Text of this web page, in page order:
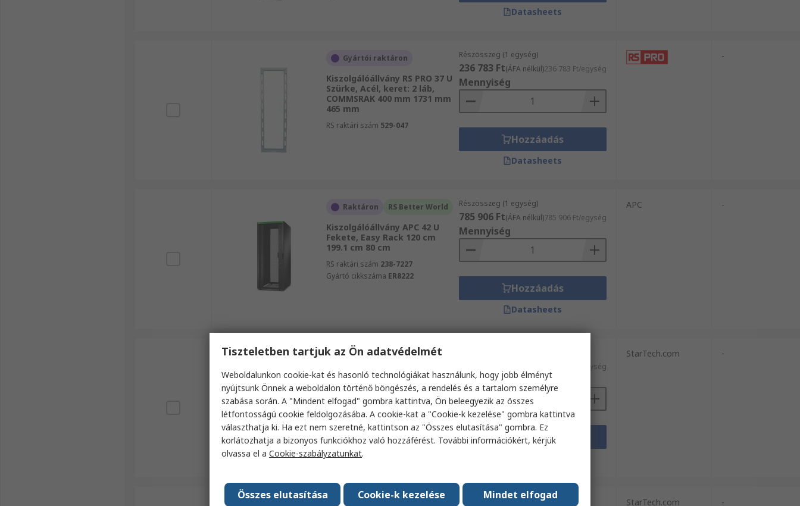
Datasheets
Gyártói raktáron
Kiszolgálóállvány RS PRO 37 U
Szürke, Acél, keret: 2 láb,
COMMSRAK 400 mm 1731 mm
465 mm
RS raktári szám 529-047
Részösszeg (1 egység)
236 783 Ft(ÁFA nélkül)236 783 Ft/egység
Mennyiség
Hozzáadás
Datasheets
-
Raktáron RS Better World
Kiszolgálóállvány APC 42 U
Fekete, Easy Rack 120 cm
199.1 cm 80 cm
RS raktári szám 238-7227
Gyártó cikkszáma ER8222
Részösszeg (1 egység)
785 906 Ft(ÁFA nélkül)785 906 Ft/egység
Mennyiség
Hozzáadás
Datasheets
APC -
Raktáron
Kiszolgálóállvány
StarTech.com 9 U Fekete, Acél,
keret: 4 láb 59.5 mm 477 mm
477 mm
RS raktári szám 222-8312
Gyártó cikkszáma RK960CP
211 136 Ft/egység
Mennyiség
Hozzáadás
StarTech.com -
Részösszeg (1 egység) StarTech.com -
Tiszteletben tartjuk az Ön adatvédelmét
Weboldalunkon cookie-kat és hasonló technológiákat használunk, hogy jobb élményt
nyújtsunk Önnek a weboldalon történő böngészés, a rendelés és a tartalom személyre
szabása során. A "Mindent elfogad" gombra kattintva, Ön beleegyezik az összes
létfontosságú cookie feldolgozásába. A cookie-kat a "Cookie-k kezelése" gombra kattintva
választhatja ki. Ha ezt nem szeretné, kattintson az "Összes elutasítása" gombra. Ez
korlátozhatja a bizonyos funkciókhoz való hozzáférést. További információkért, kérjük
olvassa el a Cookie-szabályzatunkat.
Mindet elfogad
Cookie-k kezelése
Összes elutasítása